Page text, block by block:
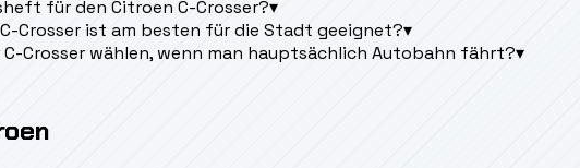
für den Citroen C-Crosser?▾
Crosser ist am besten für die Stadt geeignet?▾
Crosser wählen, wenn man hauptsächlich Autobahn fährt?▾